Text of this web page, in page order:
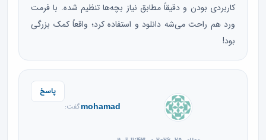
کاربردی بودن و دقیقاً مطابق نیاز بچه‌ها تنظیم شده. با فرمت
ورد هم راحت می‌شه دانلود و استفاده کرد؛ واقعاً کمک بزرگی
بود!
mohamadگفت:
پاسخ